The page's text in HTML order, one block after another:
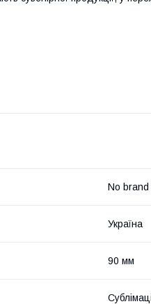
No brand
Україна
90 мм